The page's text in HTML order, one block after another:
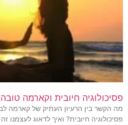
פסיכולוגיה חיובית וקארמה טובה
מה הקשר בין הרעיון העתיק של קארמה
פסיכולוגיה חיובית? ואיך לדאוג לעצמנו